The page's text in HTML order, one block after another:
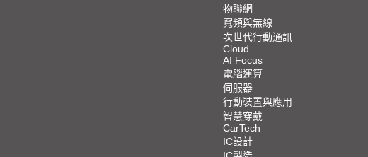
物聯網
寬頻與無線
次世代行動通訊
Cloud
AI Focus
電腦運算
伺服器
行動裝置與應用
智慧穿戴
CarTech
IC設計